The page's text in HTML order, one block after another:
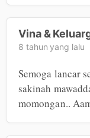
Vina &
8 tahun yang lalu
Semoga lancar
sakinah
momongan..